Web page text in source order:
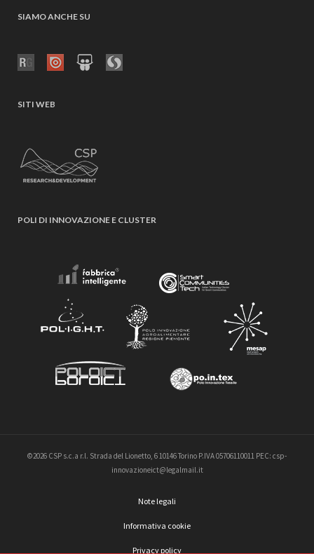
SIAMO ANCHE SU
SITI WEB
POLI DI INNOVAZIONE E CLUSTER
©2026 CSP s.c.a r.l. Strada del Lionetto, 6 10146 Torino P.IVA 05706110011 PEC: csp-
innovazioneict@legalmail.it
Note legali
Informativa cookie
Privacy policy